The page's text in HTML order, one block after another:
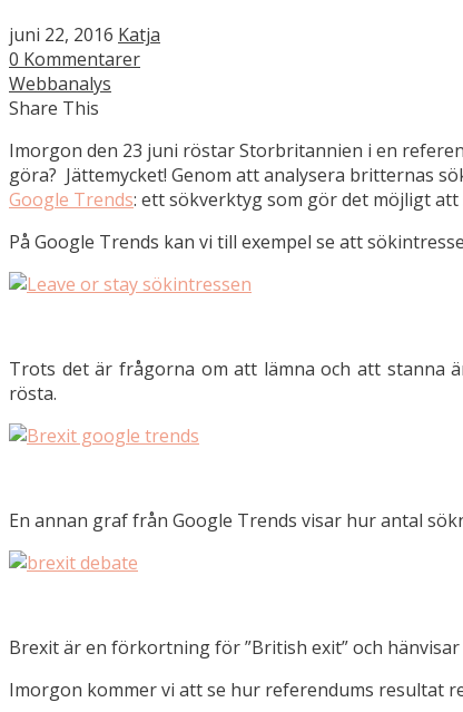
juni 22, 2016 Katja
0 Kommentarer
Webbanalys
Share This
Imorgon den 23 juni röstar Storbritannien i en
göra? Jättemycket! Genom att analysera britternas
Google Trends: ett sökverktyg som gör det möjligt
På Google Trends kan vi till exempel se att
Trots det är frågorna om att lämna och att stanna
rösta.
En annan graf från Google Trends visar hur antal
Brexit är en förkortning för ”British exit” och
Imorgon kommer vi att se hur referendums resultat